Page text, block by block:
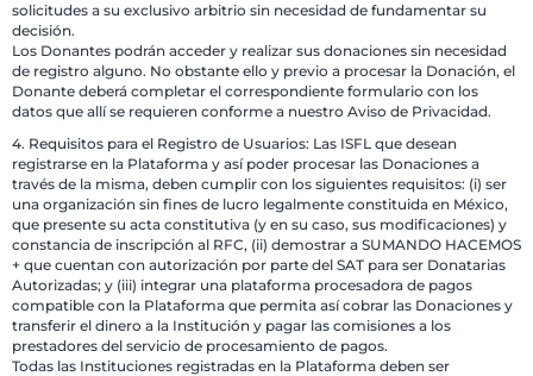
solicitudes a su exclusivo arbitrio sin necesidad de fundamentar su
decisión.
Los Donantes podrán acceder y realizar sus donaciones sin necesidad
de registro alguno. No obstante ello y previo a procesar la Donación, el
Donante deberá completar el correspondiente formulario con los
datos que allí se requieren conforme a nuestro Aviso de Privacidad.
4. Requisitos para el Registro de Usuarios: Las ISFL que desean
registrarse en la Plataforma y así poder procesar las Donaciones a
través de la misma, deben cumplir con los siguientes requisitos: (i) ser
una organización sin fines de lucro legalmente constituida en México,
que presente su acta constitutiva (y en su caso, sus modificaciones) y
constancia de inscripción al RFC, (ii) demostrar a SUMANDO HACEMOS
+ que cuentan con autorización por parte del SAT para ser Donatarias
Autorizadas; y (iii) integrar una plataforma procesadora de pagos
compatible con la Plataforma que permita así cobrar las Donaciones y
transferir el dinero a la Institución y pagar las comisiones a los
prestadores del servicio de procesamiento de pagos.
Todas las Instituciones registradas en la Plataforma deben ser